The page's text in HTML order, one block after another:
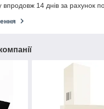
14 днів за рахунок